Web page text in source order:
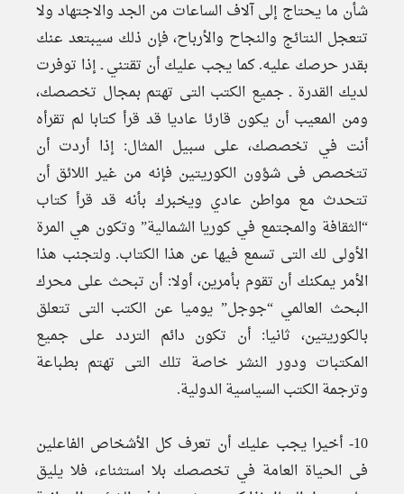
شأن ما يحتاج إلى آلاف الساعات من الجد والاجتهاد ولا
تتعجل النتائج والنجاح والأرباح، فإن ذلك سيبتعد عنك
بقدر حرصك عليه. كما يجب عليك أن تقتني ـ إذا توفرت
لديك القدرة ـ جميع الكتب التى تهتم بمجال تخصصك،
ومن المعيب أن يكون قارئا عاديا قد قرأ كتابا لم تقرأه
أنت في تخصصك، على سبيل المثال: إذا أردت أن
تتخصص فى شؤون الكوريتين فإنه من غير اللائق أن
تتحدث مع مواطن عادي ويخبرك بأنه قد قرأ كتاب
“الثقافة والمجتمع في كوريا الشمالية” وتكون هي المرة
الأولى لك التى تسمع فيها عن هذا الكتاب. ولتجنب هذا
الأمر يمكنك أن تقوم بأمرين، أولا: أن تبحث على محرك
البحث العالمي “جوجل” يوميا عن الكتب التى تتعلق
بالكوريتين، ثانيا: أن تكون دائم التردد على جميع
المكتبات ودور النشر خاصة تلك التى تهتم بطباعة
وترجمة الكتب السياسية الدولية.
10- أخيرا يجب عليك أن تعرف كل الأشخاص الفاعلين
فى الحياة العامة في تخصصك بلا استثناء، فلا يليق